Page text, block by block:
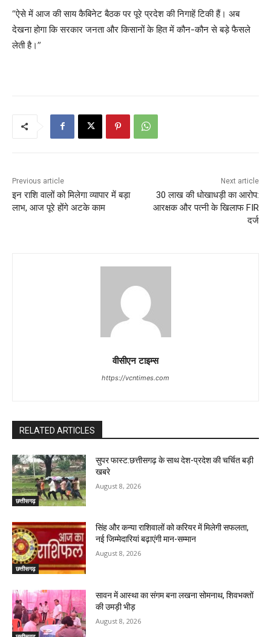
“ऐसे में आज की साय कैबिनेट बैठक पर पूरे प्रदेश की निगाहें टिकी हैं। अब
देखना होगा कि सरकार जनता और किसानों के हित में कौन-कौन से बड़े फैसले
लेती है।”
Previous article
इन राशि वालों को मिलेगा व्यापार में बड़ा
लाभ, आज पूरे होंगे अटके काम
Next article
30 लाख की धोखाधड़ी का आरोप:
आरक्षक और पत्नी के खिलाफ FIR
दर्ज
वीसीएन टाइम्स
https://vcntimes.com
RELATED ARTICLES
छत्तीसगढ़
सुपर फास्ट:छत्तीसगढ़ के साथ देश-प्रदेश की चर्चित बड़ी
खबरे
August 8, 2026
छत्तीसगढ़
सिंह और कन्या राशिवालों को करियर में मिलेगी सफलता,
नई जिम्मेदारियां बढ़ाएंगी मान-सम्मान
August 8, 2026
सावन में आस्था का संगम बना लखना सोमनाथ, शिवभक्तों
की उमड़ी भीड़
August 8, 2026